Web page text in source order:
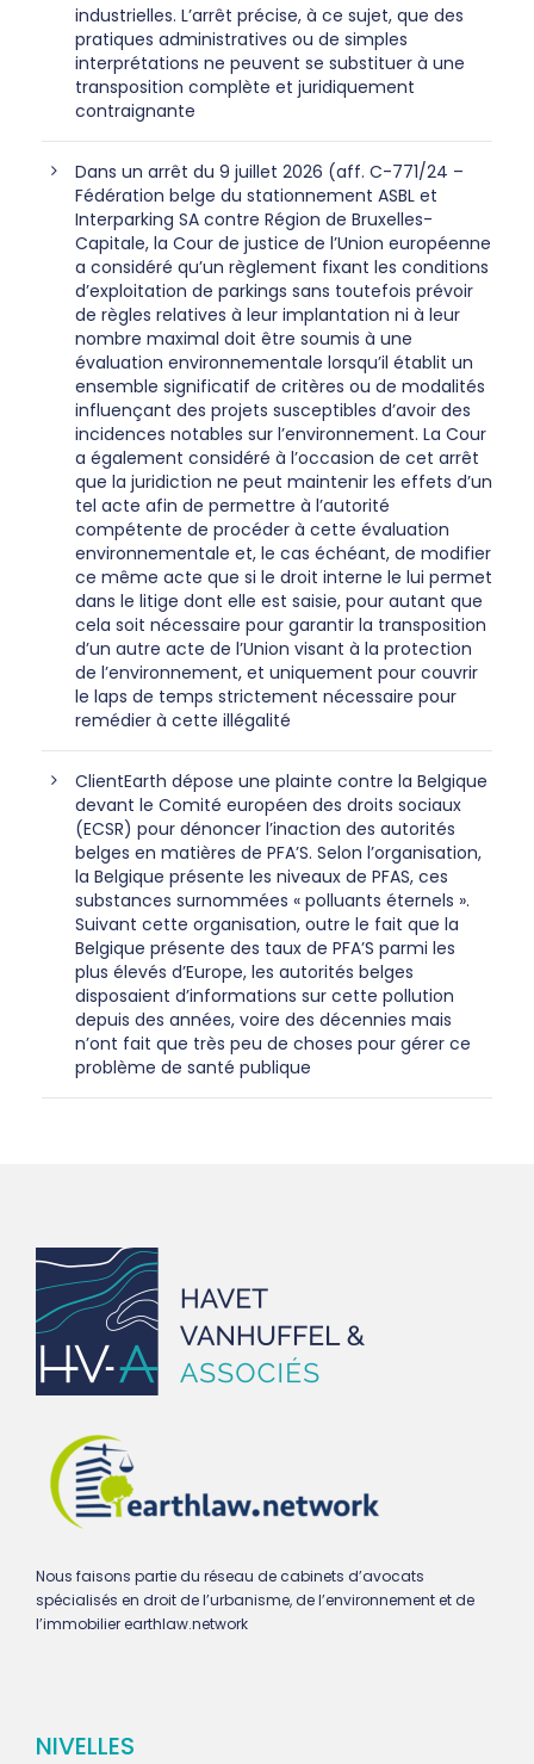
industrielles. L’arrêt précise, à ce sujet, que des
pratiques administratives ou de simples
interprétations ne peuvent se substituer à une
transposition complète et juridiquement
contraignante
Dans un arrêt du 9 juillet 2026 (aff. C-771/24 –
Fédération belge du stationnement ASBL et
Interparking SA contre Région de Bruxelles-
Capitale, la Cour de justice de l’Union européenne
a considéré qu’un règlement fixant les conditions
d’exploitation de parkings sans toutefois prévoir
de règles relatives à leur implantation ni à leur
nombre maximal doit être soumis à une
évaluation environnementale lorsqu’il établit un
ensemble significatif de critères ou de modalités
influençant des projets susceptibles d’avoir des
incidences notables sur l’environnement. La Cour
a également considéré à l’occasion de cet arrêt
que la juridiction ne peut maintenir les effets d’un
tel acte afin de permettre à l’autorité
compétente de procéder à cette évaluation
environnementale et, le cas échéant, de modifier
ce même acte que si le droit interne le lui permet
dans le litige dont elle est saisie, pour autant que
cela soit nécessaire pour garantir la transposition
d’un autre acte de l’Union visant à la protection
de l’environnement, et uniquement pour couvrir
le laps de temps strictement nécessaire pour
remédier à cette illégalité
ClientEarth dépose une plainte contre la Belgique
devant le Comité européen des droits sociaux
(ECSR) pour dénoncer l’inaction des autorités
belges en matières de PFA’S. Selon l’organisation,
la Belgique présente les niveaux de PFAS, ces
substances surnommées « polluants éternels ».
Suivant cette organisation, outre le fait que la
Belgique présente des taux de PFA’S parmi les
plus élevés d’Europe, les autorités belges
disposaient d’informations sur cette pollution
depuis des années, voire des décennies mais
n’ont fait que très peu de choses pour gérer ce
problème de santé publique
Nous faisons partie du réseau de cabinets d’avocats
spécialisés en droit de l’urbanisme, de l’environnement et de
l’immobilier earthlaw.network
NIVELLES